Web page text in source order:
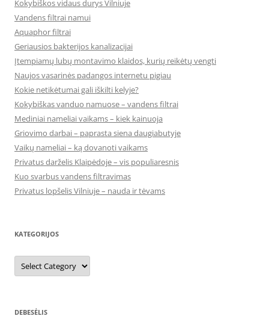
Kokybiškos vidaus durys Vilniuje
Vandens filtrai namui
Aquaphor filtrai
Geriausios bakterijos kanalizacijai
Įtempiamų lubų montavimo klaidos, kurių reikėtų vengti
Naujos vasarinės padangos internetu pigiau
Kokie netikėtumai gali iškilti kelyje?
Kokybiškas vanduo namuose – vandens filtrai
Mediniai nameliai vaikams – kiek kainuoja
Griovimo darbai – paprasta siena daugiabutyje
Vaikų nameliai – ką dovanoti vaikams
Privatus darželis Klaipėdoje – vis populiaresnis
Kuo svarbus vandens filtravimas
Privatus lopšelis Vilniuje – nauda ir tėvams
KATEGORIJOS
Kategorijos
DEBESĖLIS